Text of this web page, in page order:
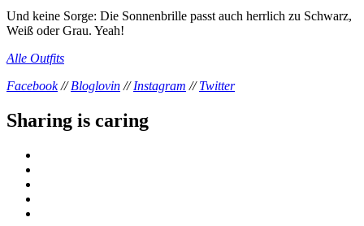
Und keine Sorge: Die Sonnenbrille passt auch herrlich zu Schwarz,
Weiß oder Grau. Yeah!
Alle Outfits
Facebook//Bloglovin //Instagram //Twitter
Sharing is caring